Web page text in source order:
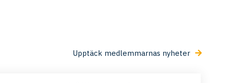
Upptäck medlemmarnas nyheter